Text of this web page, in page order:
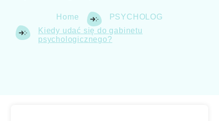
Home
PSYCHOLOG
Kiedy udać się do gabinetu
psychologicznego?